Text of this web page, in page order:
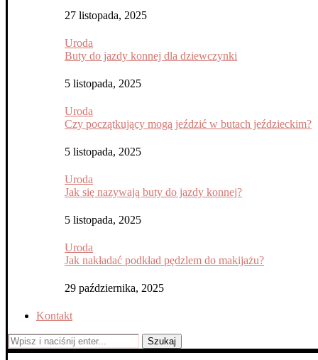
27 listopada, 2025
Uroda
Buty do jazdy konnej dla dziewczynki
5 listopada, 2025
Uroda
Czy początkujący mogą jeździć w butach jeździeckim?
5 listopada, 2025
Uroda
Jak się nazywają buty do jazdy konnej?
5 listopada, 2025
Uroda
Jak nakładać podkład pędzlem do makijażu?
29 października, 2025
Kontakt
Szukaj